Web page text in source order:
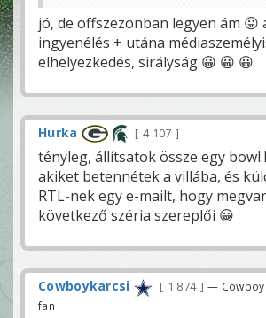
jó, de offszezonban legyen ám 😛
ingyenélés + utána
elhelyezkedés, sirályság 😀 😀 😀
Hurka 4 107
tényleg, állítsatok össze egy
akiket betennétek a villába, és
RTL-nek egy e-mailt, hogy
következő széria szereplői 😀
Cowboykarcsi 1 874
—
fan